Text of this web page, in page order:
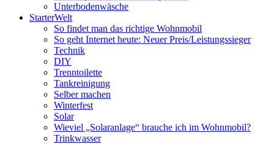
Unterbodenwäsche
StarterWelt
So findet man das richtige Wohnmobil
So geht Internet heute: Neuer Preis/Leistungssieger
Technik
DIY
Trenntoilette
Tankreinigung
Selber machen
Winterfest
Solar
Wieviel „Solaranlage“ brauche ich im Wohnmobil?
Trinkwasser